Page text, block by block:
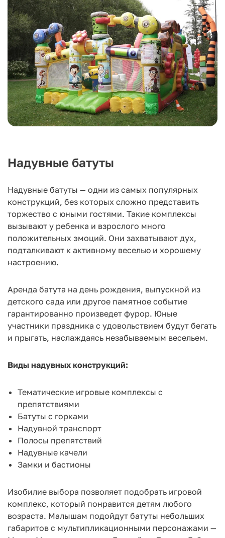
Надувные батуты
Надувные батуты — одни из самых популярных
конструкций, без которых сложно представить
торжество с юными гостями. Такие комплексы
вызывают у ребенка и взрослого много
положительных эмоций. Они захватывают дух,
подталкивают к активному веселью и хорошему
настроению.
Аренда батута на день рождения, выпускной из
детского сада или другое памятное событие
гарантированно произведет фурор. Юные
участники праздника с удовольствием будут бегать
и прыгать, наслаждаясь незабываемым весельем.
Виды надувных конструкций:
Тематические игровые комплексы с
препятствиями
Батуты с горками
Надувной транспорт
Полосы препятствий
Надувные качели
Замки и бастионы
Изобилие выбора позволяет подобрать игровой
комплекс, который понравится детям любого
возраста. Малышам подойдут батуты небольших
габаритов с мультипликационными персонажами —